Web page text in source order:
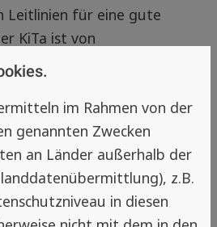
Leitlinien für eine gute
KiTa ist von
um die Sicherheit
sich auf die bauliche
Lebensmittelhygiene und
werden. Durch
einfachen Maßnahmen wie
Fliegengittern und einer
im Rahmen von der
genannten Zwecken
an Länder außerhalb der
z.B.
in diesen